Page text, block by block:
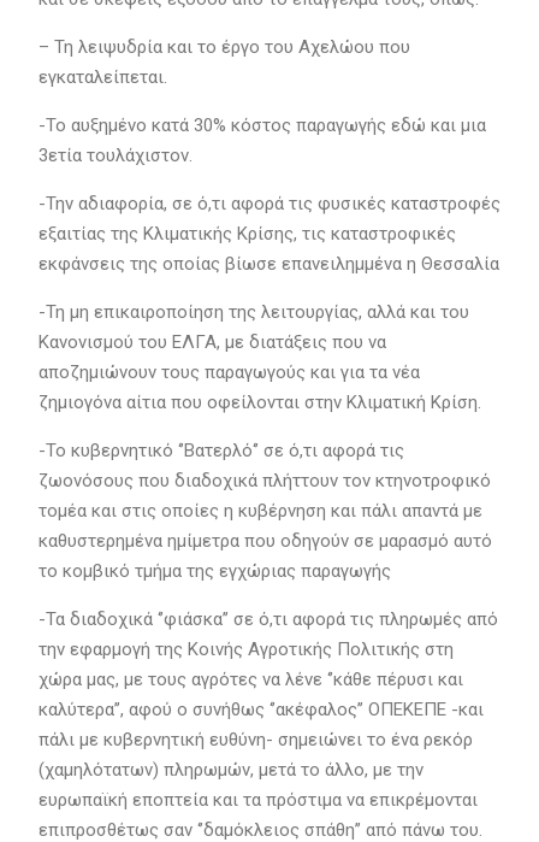
– Τη λειψυδρία και το έργο του Αχελώου που
εγκαταλείπεται.
-Το αυξημένο κατά 30% κόστος παραγωγής εδώ και μια
3ετία τουλάχιστον.
-Την αδιαφορία, σε ό,τι αφορά τις φυσικές καταστροφές
εξαιτίας της Κλιματικής Κρίσης, τις καταστροφικές
εκφάνσεις της οποίας βίωσε επανειλημμένα η Θεσσαλία
-Τη μη επικαιροποίηση της λειτουργίας, αλλά και του
Κανονισμού του ΕΛΓΑ, με διατάξεις που να
αποζημιώνουν τους παραγωγούς και για τα νέα
ζημιογόνα αίτια που οφείλονται στην Κλιματική Κρίση.
-Το κυβερνητικό ‘’Βατερλό‘’ σε ό,τι αφορά τις
ζωονόσους που διαδοχικά πλήττουν τον κτηνοτροφικό
τομέα και στις οποίες η κυβέρνηση και πάλι απαντά με
καθυστερημένα ημίμετρα που οδηγούν σε μαρασμό αυτό
το κομβικό τμήμα της εγχώριας παραγωγής
-Τα διαδοχικά ‘’φιάσκα’’ σε ό,τι αφορά τις πληρωμές από
την εφαρμογή της Κοινής Αγροτικής Πολιτικής στη
χώρα μας, με τους αγρότες να λένε ‘’κάθε πέρυσι και
καλύτερα’’, αφού ο συνήθως ‘’ακέφαλος’’ ΟΠΕΚΕΠΕ -και
πάλι με κυβερνητική ευθύνη- σημειώνει το ένα ρεκόρ
(χαμηλότατων) πληρωμών, μετά το άλλο, με την
ευρωπαϊκή εποπτεία και τα πρόστιμα να επικρέμονται
επιπροσθέτως σαν ‘’δαμόκλειος σπάθη’’ από πάνω του.